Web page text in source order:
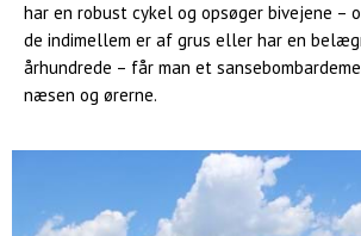
har en robust cykel og opsøger bivejene –
de indimellem er af grus eller har en
århundrede – får man et
næsen og ørerne.